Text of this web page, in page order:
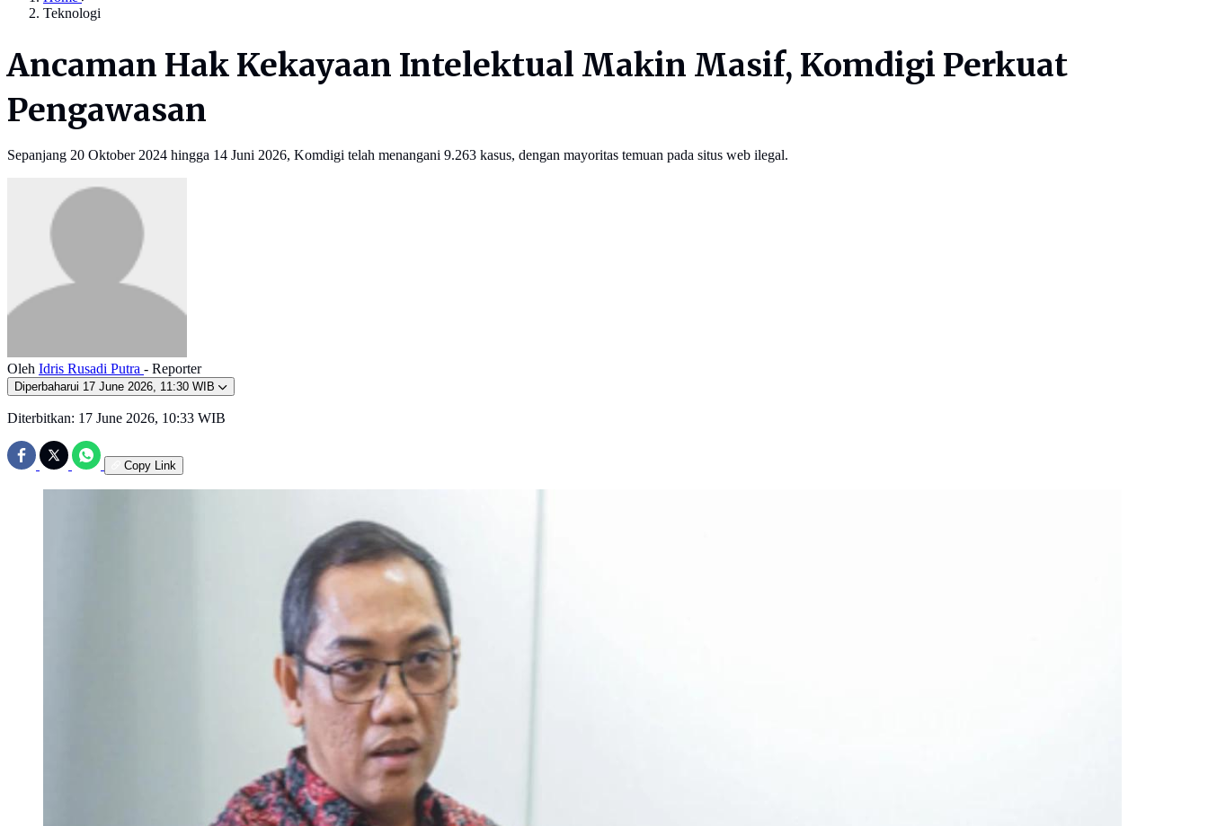
Teknologi
Ancaman Hak Kekayaan Intelektual Makin Masif, Komdigi Perkuat
Pengawasan
Sepanjang 20 Oktober 2024 hingga 14 Juni 2026, Komdigi telah menangani 9.263 kasus, dengan mayoritas temuan pada situs web ilegal.
Oleh Idris Rusadi Putra - Reporter
Diperbaharui 17 June 2026, 11:30 WIB
Diterbitkan: 17 June 2026, 10:33 WIB
Copy Link